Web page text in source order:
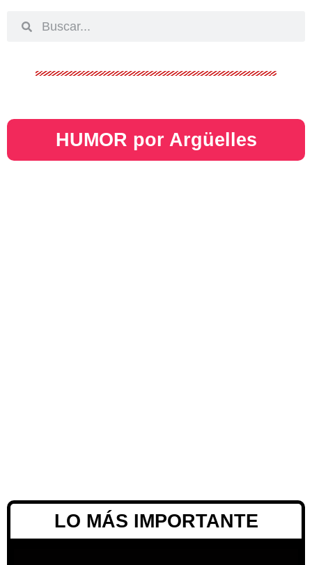
HUMOR por Argüelles​
LO MÁS IMPORTANTE